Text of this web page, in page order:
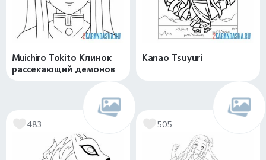
Muichiro Tokito Клинок
рассекающий демонов
Kanao Tsuyuri
483 505